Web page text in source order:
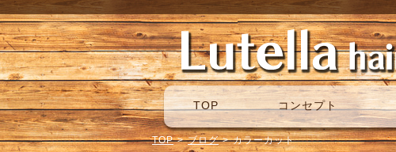
TOP コンセプト
TOP > ブログ > カラーカット